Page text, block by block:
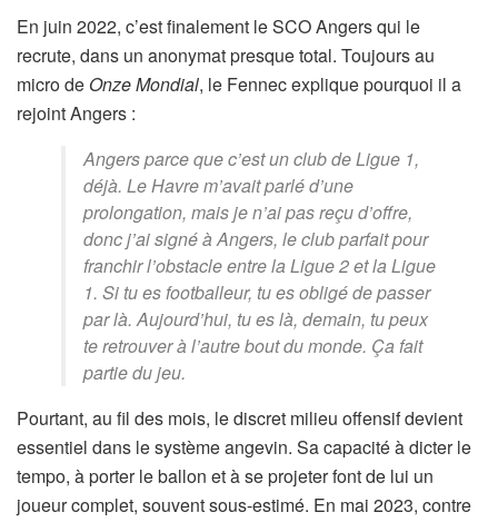
En juin 2022, c’est finalement le SCO Angers qui le
recrute, dans un anonymat presque total. Toujours au
micro de Onze Mondial, le Fennec explique pourquoi il a
rejoint Angers :
Angers parce que c’est un club de Ligue 1,
déjà. Le Havre m’avait parlé d’une
prolongation, mais je n’ai pas reçu d’offre,
donc j’ai signé à Angers, le club parfait pour
franchir l’obstacle entre la Ligue 2 et la Ligue
1. Si tu es footballeur, tu es obligé de passer
par là. Aujourd’hui, tu es là, demain, tu peux
te retrouver à l’autre bout du monde. Ça fait
partie du jeu.
Pourtant, au fil des mois, le discret milieu offensif devient
essentiel dans le système angevin. Sa capacité à dicter le
tempo, à porter le ballon et à se projeter font de lui un
joueur complet, souvent sous-estimé. En mai 2023, contre